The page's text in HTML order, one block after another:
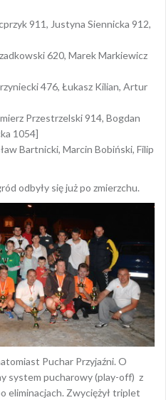
911, Justyna Siennicka 912,
620, Marek Markiewicz
476, Łukasz Kilian, Artur
Przestrzelski 914, Bogdan
1054]
Bartnicki, Marcin Bobiński, Filip
odbyły się już po zmierzchu.
Puchar Przyjaźni. O
system pucharowy (play-off) z
eliminacjach. Zwyciężył triplet